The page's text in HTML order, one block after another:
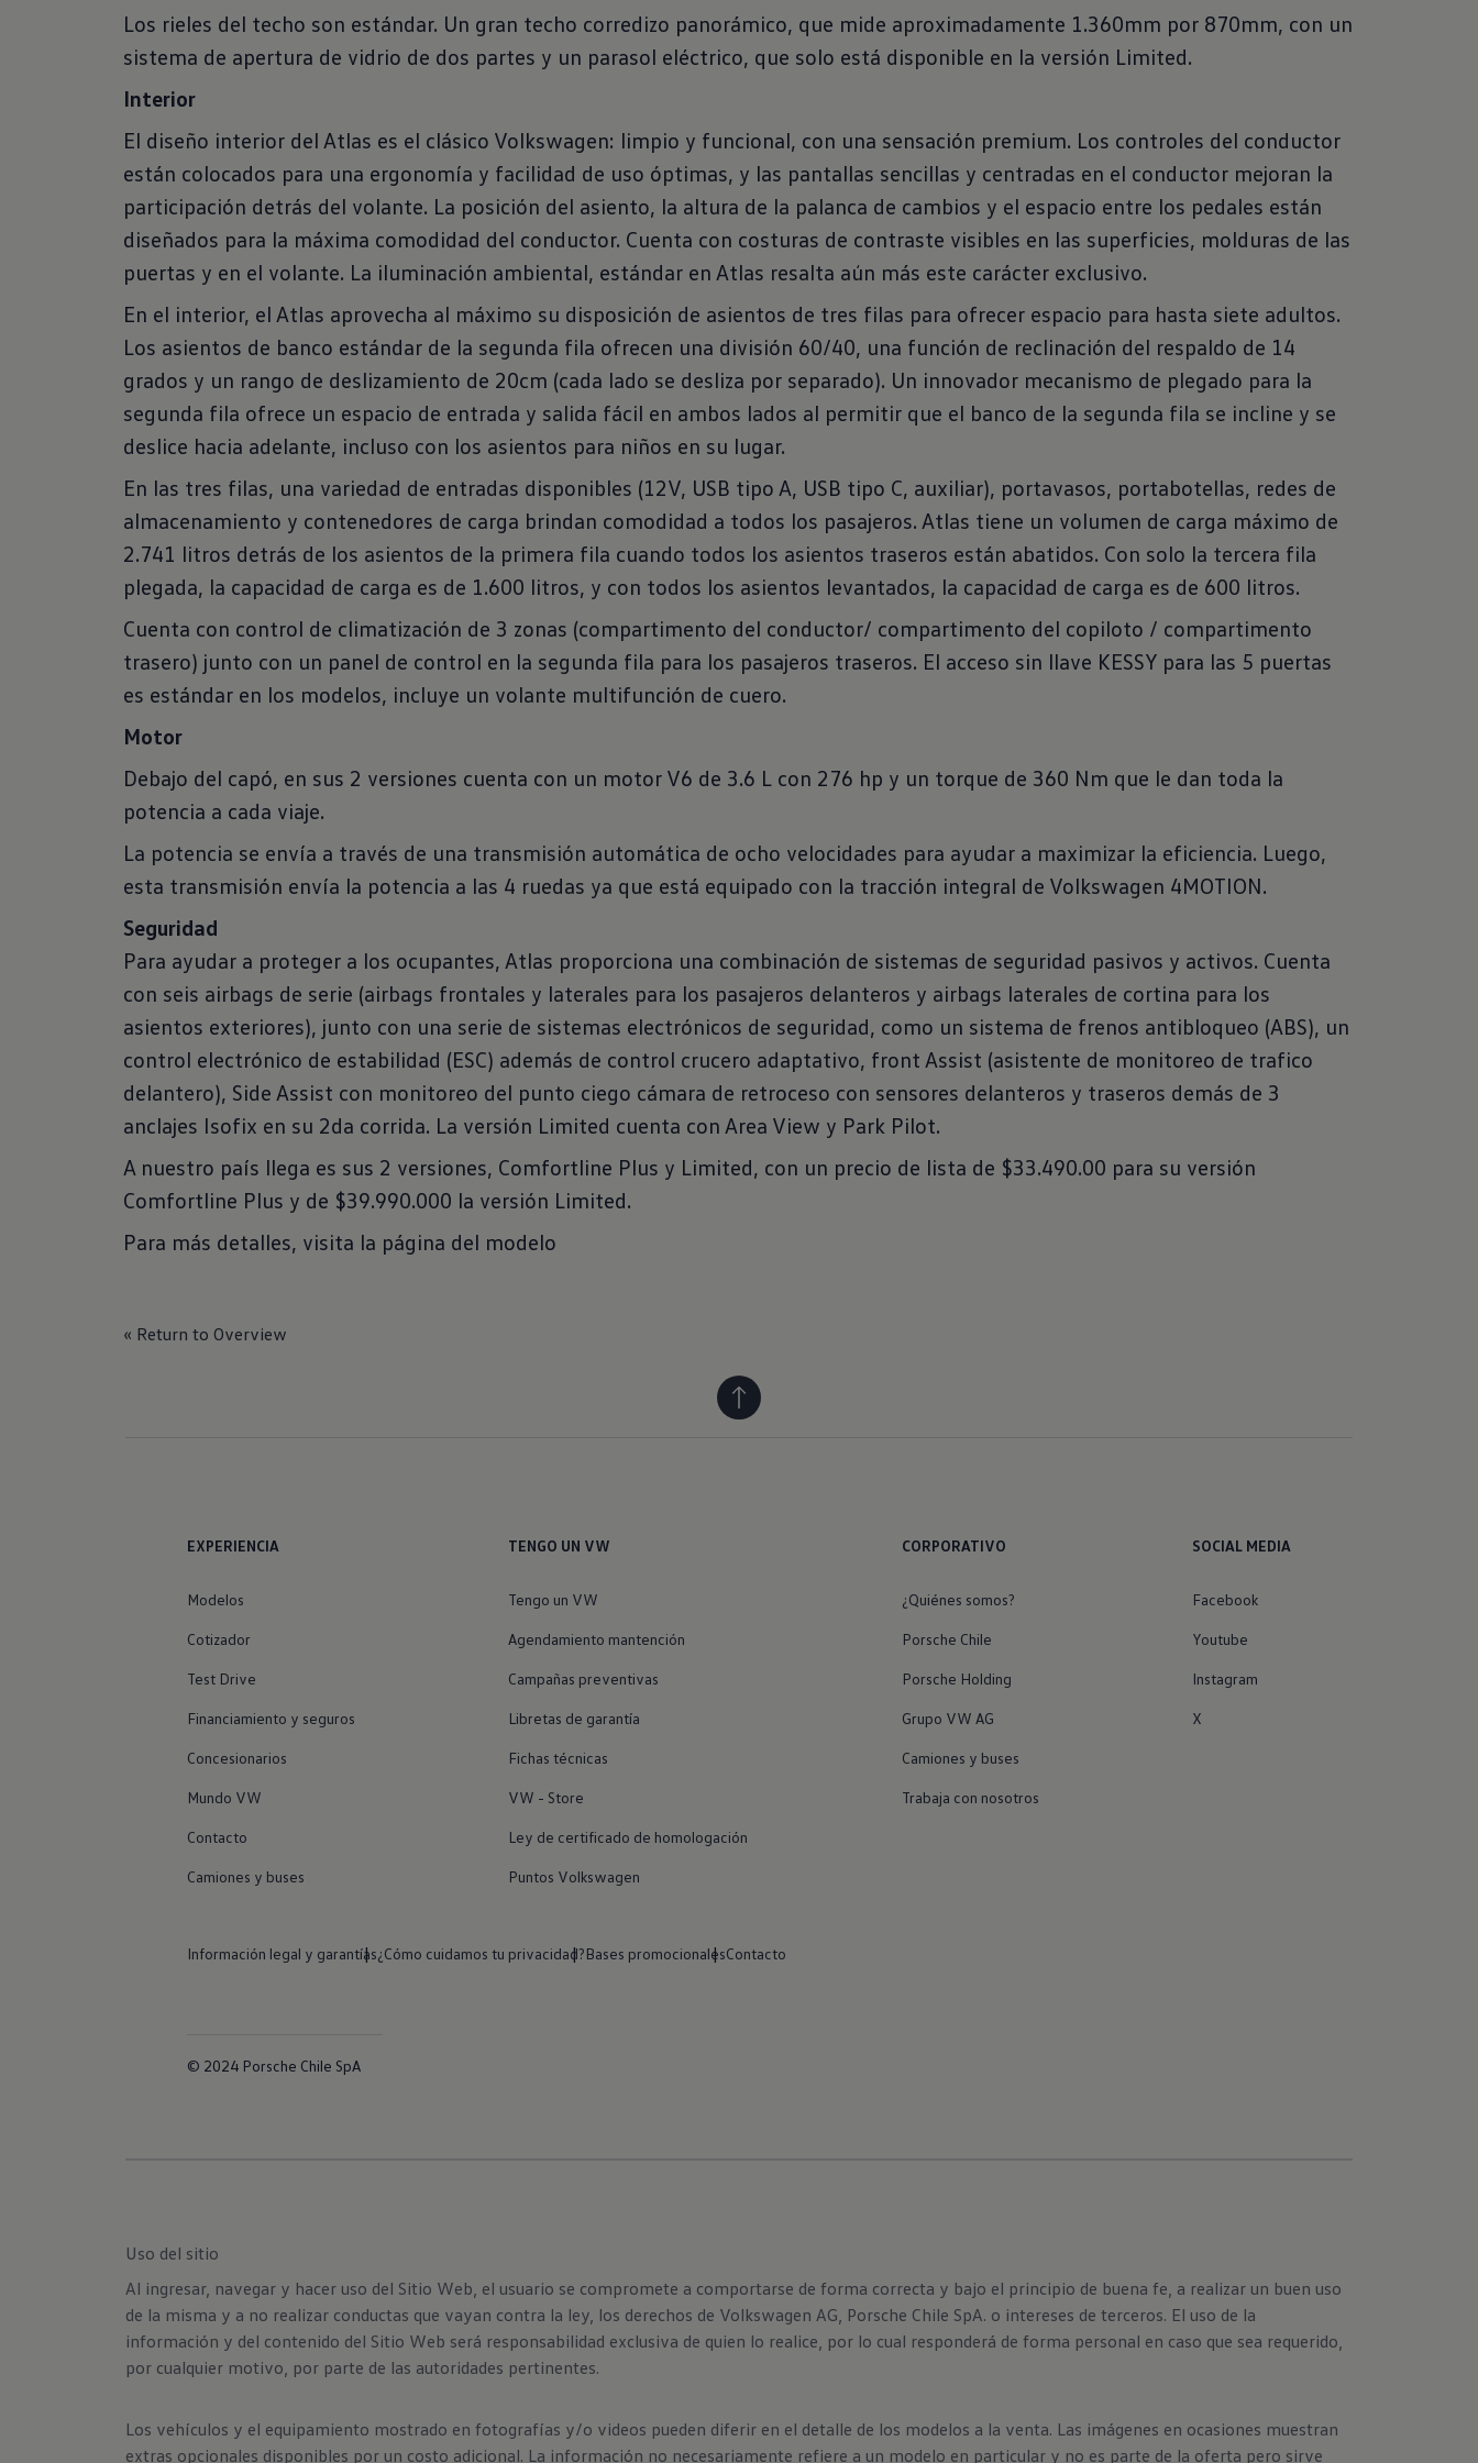
Los rieles del techo son estándar. Un gran techo corredizo panorámico, que mide aproximadamente 1.360mm por 870mm, con un
sistema de apertura de vidrio de dos partes y un parasol eléctrico, que solo está disponible en la versión Limited.
Interior
El diseño interior del Atlas es el clásico Volkswagen: limpio y funcional, con una sensación premium. Los controles del conductor
están colocados para una ergonomía y facilidad de uso óptimas, y las pantallas sencillas y centradas en el conductor mejoran la
participación detrás del volante. La posición del asiento, la altura de la palanca de cambios y el espacio entre los pedales están
diseñados para la máxima comodidad del conductor. Cuenta con costuras de contraste visibles en las superficies, molduras de las
puertas y en el volante. La iluminación ambiental, estándar en Atlas resalta aún más este carácter exclusivo.
En el interior, el Atlas aprovecha al máximo su disposición de asientos de tres filas para ofrecer espacio para hasta siete adultos.
Los asientos de banco estándar de la segunda fila ofrecen una división 60/40, una función de reclinación del respaldo de 14
grados y un rango de deslizamiento de 20cm (cada lado se desliza por separado). Un innovador mecanismo de plegado para la
segunda fila ofrece un espacio de entrada y salida fácil en ambos lados al permitir que el banco de la segunda fila se incline y se
deslice hacia adelante, incluso con los asientos para niños en su lugar.
En las tres filas, una variedad de entradas disponibles (12V, USB tipo A, USB tipo C, auxiliar), portavasos, portabotellas, redes de
almacenamiento y contenedores de carga brindan comodidad a todos los pasajeros. Atlas tiene un volumen de carga máximo de
2.741 litros detrás de los asientos de la primera fila cuando todos los asientos traseros están abatidos. Con solo la tercera fila
plegada, la capacidad de carga es de 1.600 litros, y con todos los asientos levantados, la capacidad de carga es de 600 litros.
Cuenta con control de climatización de 3 zonas (compartimento del conductor/ compartimento del copiloto / compartimento
trasero) junto con un panel de control en la segunda fila para los pasajeros traseros. El acceso sin llave KESSY para las 5 puertas
es estándar en los modelos, incluye un volante multifunción de cuero.
Motor
Debajo del capó, en sus 2 versiones cuenta con un motor V6 de 3.6 L con 276 hp y un torque de 360 Nm que le dan toda la
potencia a cada viaje.
La potencia se envía a través de una transmisión automática de ocho velocidades para ayudar a maximizar la eficiencia. Luego,
esta transmisión envía la potencia a las 4 ruedas ya que está equipado con la tracción integral de Volkswagen 4MOTION.
Seguridad
Para ayudar a proteger a los ocupantes, Atlas proporciona una combinación de sistemas de seguridad pasivos y activos. Cuenta
con seis airbags de serie (airbags frontales y laterales para los pasajeros delanteros y airbags laterales de cortina para los
asientos exteriores), junto con una serie de sistemas electrónicos de seguridad, como un sistema de frenos antibloqueo (ABS), un
control electrónico de estabilidad (ESC) además de control crucero adaptativo, front Assist (asistente de monitoreo de trafico
delantero), Side Assist con monitoreo del punto ciego cámara de retroceso con sensores delanteros y traseros demás de 3
anclajes Isofix en su 2da corrida. La versión Limited cuenta con Area View y Park Pilot.
A nuestro país llega es sus 2 versiones, Comfortline Plus y Limited, con un precio de lista de $33.490.00 para su versión
Comfortline Plus y de $39.990.000 la versión Limited.
Para más detalles, visita la página del modelo
« Return to Overview
EXPERIENCIA
Modelos
Cotizador
Test Drive
Financiamiento y seguros
Concesionarios
Mundo VW
Contacto
Camiones y buses
TENGO UN VW
Tengo un VW
Agendamiento mantención
Campañas preventivas
Libretas de garantía
Fichas técnicas
VW - Store
Ley de certificado de homologación
Puntos Volkswagen
CORPORATIVO
¿Quiénes somos?
Porsche Chile
Porsche Holding
Grupo VW AG
Camiones y buses
Trabaja con nosotros
SOCIAL MEDIA
Facebook
Youtube
Instagram
X
Información legal y garantías¿Cómo cuidamos tu privacidad?Bases promocionalesContacto
© 2024 Porsche Chile SpA
Uso del sitio
Al ingresar, navegar y hacer uso del Sitio Web, el usuario se compromete a comportarse de forma correcta y bajo el principio de buena fe, a realizar un buen uso
de la misma y a no realizar conductas que vayan contra la ley, los derechos de Volkswagen AG, Porsche Chile SpA. o intereses de terceros. El uso de la
información y del contenido del Sitio Web será responsabilidad exclusiva de quien lo realice, por lo cual responderá de forma personal en caso que sea requerido,
por cualquier motivo, por parte de las autoridades pertinentes.
Los vehículos y el equipamiento mostrado en fotografías y/o videos pueden diferir en el detalle de los modelos a la venta. Las imágenes en ocasiones muestran
extras opcionales disponibles por un costo adicional. La información no necesariamente refiere a un modelo en particular y no es parte de la oferta pero sirve